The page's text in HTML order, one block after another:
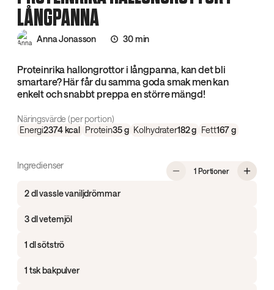
LÅNGPANNA
Anna Jonasson 30 min
Proteinrika hallongrottor i långpanna, kan det bli
smartare? Här får du samma goda smak men kan
enkelt och snabbt preppa en större mängd!
Näringsvärde (per portion)
Energi2374kcal Protein35g Kolhydrater182g Fett167g
Ingredienser
1 Portioner, Proteinrika
2 dl vassle vaniljdrömmar
3 dl vetemjöl
1 dl sötströ
1 tsk bakpulver